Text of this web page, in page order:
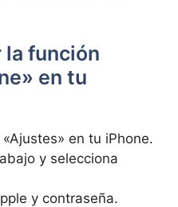
la⁢ función
en⁢ tu
en tu⁤ iPhone.
y selecciona
y contraseña.